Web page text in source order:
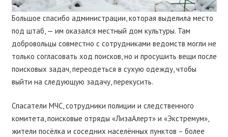
Большое спасибо администрации, которая выделила место
под штаб, — им оказался местный дом культуры. Там
добровольцы совместно с сотрудниками ведомств могли не
только согласовать ход поисков, но и просушить вещи после
поисковых задач, переодеться в сухую одежду, чтобы
выйти на следующую задачу, перекусить.
Спасатели МЧС, сотрудники полиции и следственного
комитета, поисковые отряды «ЛизаАлерт» и «Экстремум»,
жители посёлка и соседних населённых пунктов – более